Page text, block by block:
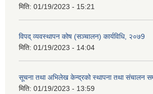
मिति: 01/19/2023 - 15:21
विपद् व्यवस्थापन कोष (सञ्चालन) कार्यविधि, २०७9
मिति: 01/19/2023 - 14:04
सूचना तथा अभिलेख केन्द्रको स्थापना तथा संचालन
मिति: 01/19/2023 - 13:59